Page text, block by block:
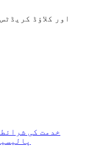
خدمت کی شرائط
پالیسی